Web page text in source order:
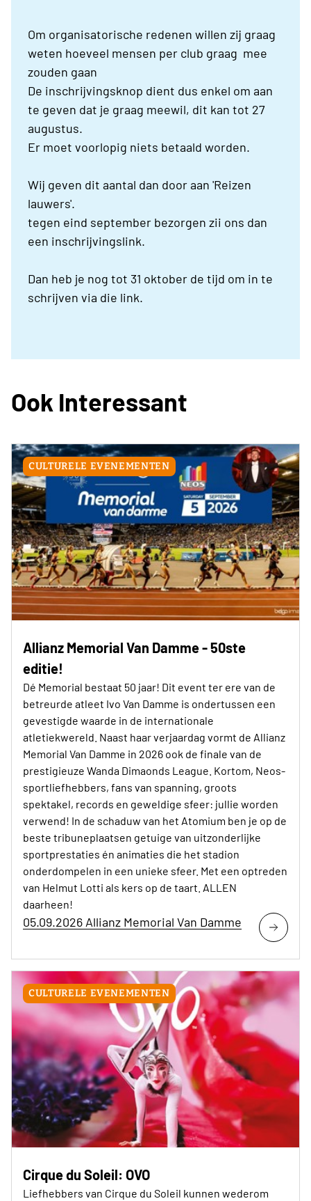
Om organisatorische redenen willen zij graag
weten hoeveel mensen per club graag mee
zouden gaan
De inschrijvingsknop dient dus enkel om aan
te geven dat je graag meewil, dit kan tot 27
augustus.
Er moet voorlopig niets betaald worden.
Wij geven dit aantal dan door aan 'Reizen
lauwers'.
tegen eind september bezorgen zii ons dan
een inschrijvingslink.
Dan heb je nog tot 31 oktober de tijd om in te
schrijven via die link.
Ook Interessant
CULTURELE EVENEMENTEN
Allianz Memorial Van Damme - 50ste
editie!
Dé Memorial bestaat 50 jaar! Dit event ter ere van de
betreurde atleet Ivo Van Damme is ondertussen een
gevestigde waarde in de internationale
atletiekwereld. Naast haar verjaardag vormt de Allianz
Memorial Van Damme in 2026 ook de finale van de
prestigieuze Wanda Dimaonds League. Kortom, Neos-
sportliefhebbers, fans van spanning, groots
spektakel, records en geweldige sfeer: jullie worden
verwend! In de schaduw van het Atomium ben je op de
beste tribuneplaatsen getuige van uitzonderlijke
sportprestaties én animaties die het stadion
onderdompelen in een unieke sfeer. Met een optreden
van Helmut Lotti als kers op de taart. ALLEN
daarheen!
05.09.2026 Allianz Memorial Van Damme
CULTURELE EVENEMENTEN
Cirque du Soleil: OVO
Liefhebbers van Cirque du Soleil kunnen wederom